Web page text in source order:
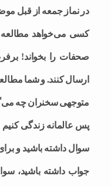
در نماز جمعه از قبل
کسی می‌خواهد مطالعه
صحفات را بخواند!
ارسال کنند. و شما
متوجهی سخنران چه
پس عالمانه زندگی کنیم
سوال داشته باشید و
جواب داشته باشید،